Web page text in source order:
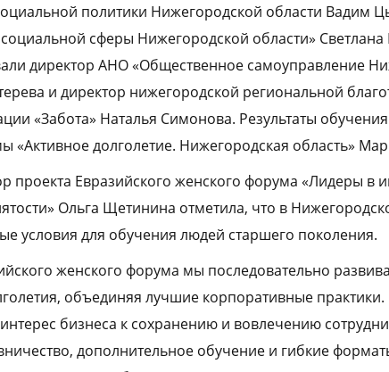
политики Нижегородской области Вадим
сферы Нижегородской области»
директор АНО «Общественное самоуправление
и директор нижегородской региональной
«Забота» Наталья Симонова. Результаты
«Активное долголетие. Нижегородская область»
проекта Евразийского женского форума «Лидеры в
Ольга Щетинина отметила, что в
условия для обучения людей старшего поколения.
женского форума мы последовательно
объединяя лучшие корпоративные
бизнеса к сохранению и вовлечению
дополнительное обучение и гибкие